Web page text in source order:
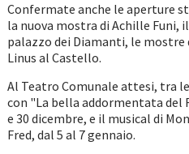
Confermate anche le aperture
la nuova mostra di Achille Funi,
palazzo dei Diamanti, le mostre
Linus al Castello.
Al Teatro Comunale attesi, tra
con "La bella addormentata del
e 30 dicembre, e il musical di
Fred, dal 5 al 7 gennaio.